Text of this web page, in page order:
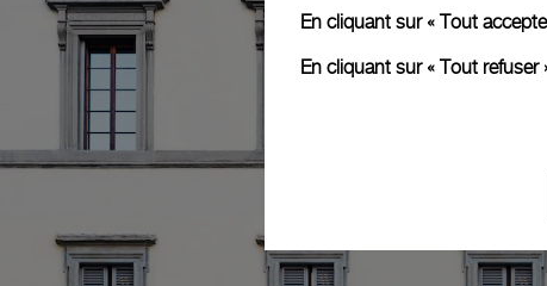
En cliquant sur « Tout
En cliquant sur « Tout